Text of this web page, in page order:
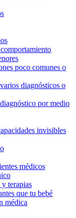
poco comunes o
diagnósticos o
por medio
invisibles
médicos
terapias
que tu bebé
médica